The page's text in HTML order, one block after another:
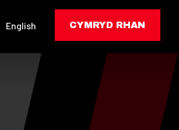
English CYMRYD RHAN